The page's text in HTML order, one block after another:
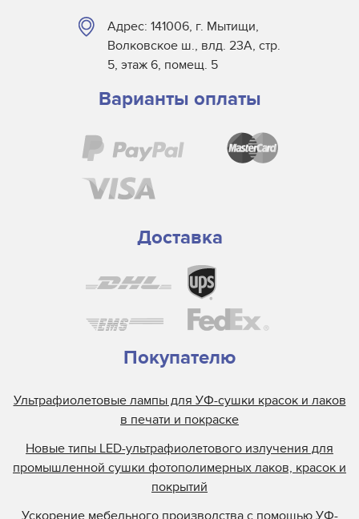
Адрес: 141006, г. Мытищи,
Волковское ш., влд. 23А, стр.
5, этаж 6, помещ. 5
Варианты оплаты
Доставка
Покупателю
Ультрафиолетовые лампы для УФ-сушки красок и лаков
в печати и покраске
Новые типы LED-ультрафиолетового излучения для
промышленной сушки фотополимерных лаков, красок и
покрытий